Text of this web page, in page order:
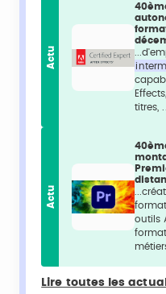
Actu
titres,
Actu
outils
Lire toutes les